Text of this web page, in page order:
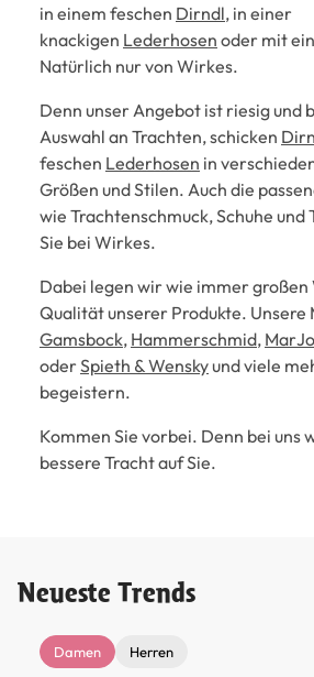
in einem feschen Dirndl, in einer
knackigen Lederhosen oder mit
Natürlich nur von Wirkes.
Denn unser Angebot ist riesig und
Auswahl an Trachten, schicken
feschen Lederhosen in
Größen und Stilen. Auch die
wie Trachtenschmuck, Schuhe und
Sie bei Wirkes.
Dabei legen wir wie immer großen
Qualität unserer Produkte. Unsere
Gamsbock, Hammerschmid, MarJo
oderSpieth & Wenskyund viele
begeistern.
Kommen Sie vorbei. Denn bei uns
bessere Tracht auf Sie.
Neueste Trends
Damen Herren